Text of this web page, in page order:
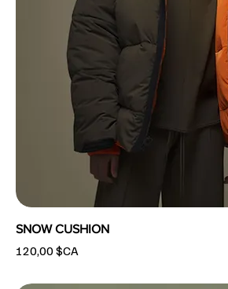
SNOW CUSHION
Prix
120,00 $CA